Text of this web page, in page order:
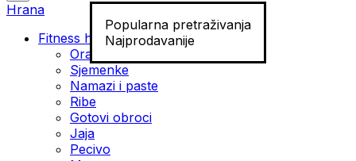
Popularna pretraživanja
Najprodavanije
Hrana
Fitness hrana
Orašasti plodovi
Sjemenke
Namazi i paste
Ribe
Gotovi obroci
Jaja
Pecivo